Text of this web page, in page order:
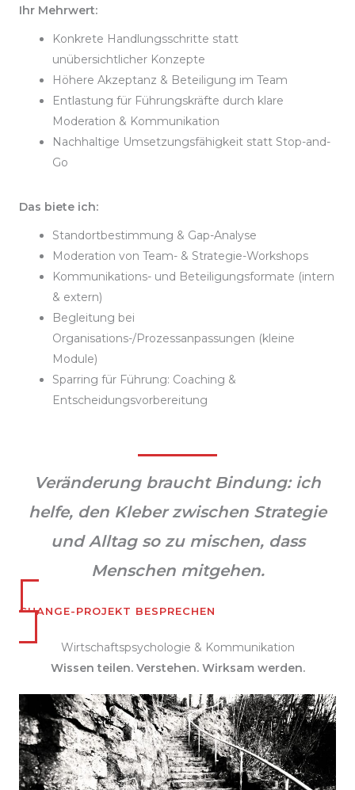
Ihr Mehrwert:
Konkrete Handlungsschritte statt
unübersichtlicher Konzepte
Höhere Akzeptanz & Beteiligung im Team
Entlastung für Führungskräfte durch klare
Moderation & Kommunikation
Nachhaltige Umsetzungsfähigkeit statt Stop-and-
Go
Das biete ich:
Standortbestimmung & Gap-Analyse
Moderation von Team- & Strategie-Workshops
Kommunikations- und Beteiligungsformate (intern
& extern)
Begleitung bei
Organisations-/Prozessanpassungen (kleine
Module)
Sparring für Führung: Coaching &
Entscheidungsvorbereitung
Veränderung braucht Bindung: ich
helfe, den Kleber zwischen Strategie
und Alltag so zu mischen, dass
Menschen mitgehen.
CHANGE-PROJEKT BESPRECHEN
Wirtschaftspsychologie & Kommunikation
Wissen teilen. Verstehen. Wirksam werden.